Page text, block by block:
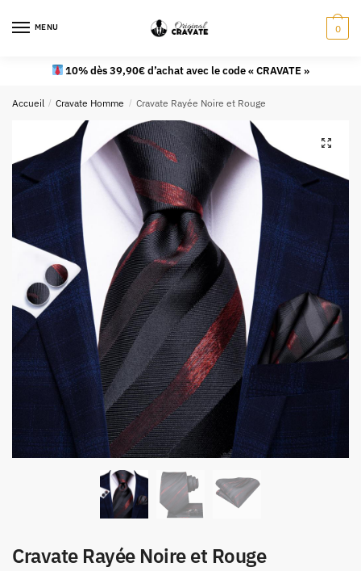
MENU 0
10% dès 39,90€ d’achat avec le code « CRAVATE »
Accueil / Cravate Homme / Cravate Rayée Noire et Rouge
Cravate Rayée Noire et Rouge